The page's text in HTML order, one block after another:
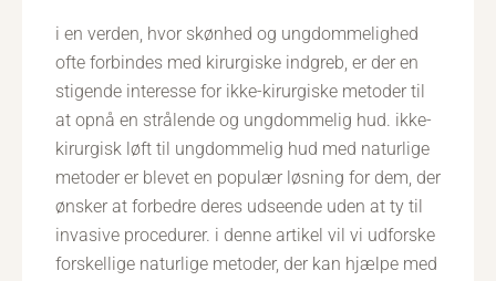
i en verden, hvor skønhed og ungdommelighed
ofte forbindes med kirurgiske indgreb, er der en
stigende interesse for ikke-kirurgiske metoder til
at opnå en strålende og ungdommelig hud. ikke-
kirurgisk løft til ungdommelig hud med naturlige
metoder er blevet en populær løsning for dem, der
ønsker at forbedre deres udseende uden at ty til
invasive procedurer. i denne artikel vil vi udforske
forskellige naturlige metoder, der kan hjælpe med